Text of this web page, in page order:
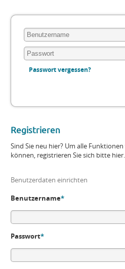
Passwort vergessen?
Registrieren
Sind Sie neu hier? Um alle
können, registrieren Sie sich bitte hier.
Benutzerdaten einrichten
Benutzername*
Passwort*